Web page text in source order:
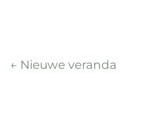
← Nieuwe veranda